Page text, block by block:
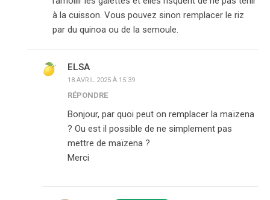
à la cuisson. Vous pouvez sinon remplacer le riz
par du quinoa ou de la semoule.
ELSA
18 AVRIL 2025 À 15:39
RÉPONDRE
Bonjour, par quoi peut on remplacer la maïzena
? Ou est il possible de ne simplement pas
mettre de maïzena ?
Merci